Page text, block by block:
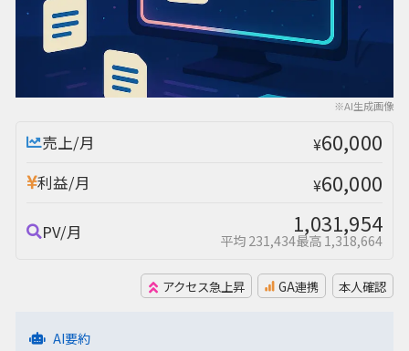
※AI生成画像
売上/月 ¥60,000
利益/月 ¥60,000
PV/月 1,031,954
平均 231,434最高 1,318,664
アクセス急上昇 GA連携 本人確認
AI要約